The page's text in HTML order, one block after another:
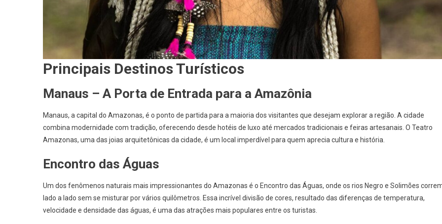
Principais Destinos Turísticos
Manaus – A Porta de Entrada para a Amazônia
Manaus, a capital do Amazonas, é o ponto de partida para a maioria dos visitantes que desejam explorar a região. A cidade
combina modernidade com tradição, oferecendo desde hotéis de luxo até mercados tradicionais e feiras artesanais. O Teatro
Amazonas, uma das joias arquitetônicas da cidade, é um local imperdível para quem aprecia cultura e história.
Encontro das Águas
Um dos fenômenos naturais mais impressionantes do Amazonas é o Encontro das Águas, onde os rios Negro e Solimões
lado a lado sem se misturar por vários quilômetros. Essa incrível divisão de cores, resultado das diferenças de temperatura,
velocidade e densidade das águas, é uma das atrações mais populares entre os turistas.